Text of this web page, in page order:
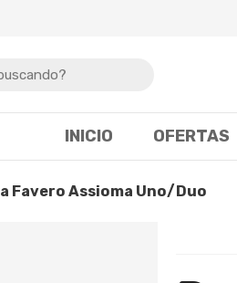
INICIO OFERTAS
Favero Assioma Uno/Duo